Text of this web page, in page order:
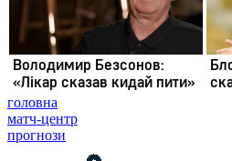
головна
матч-центр
прогнози